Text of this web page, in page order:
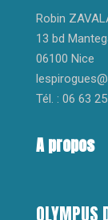
Robin
13 bd
06100 Nice
Tél. : 06 63
A propos